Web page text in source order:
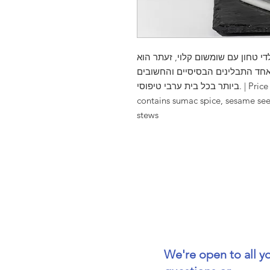
בלדי טחון עם שומשום קלוי, זעתר הוא
התבלינים הבסיסיים והחשובים
ביותר בכל בית ערבי טיפוסי. | Price per 200 Gr This particular mixture
contains sumac spice, sesame
stews
We're open to all